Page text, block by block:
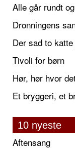
Alle går rundt
Dronningens
Der sad to
Tivoli for børn
Hør, hør hvor
Et bryggeri, et
10 nyeste
Aftensang